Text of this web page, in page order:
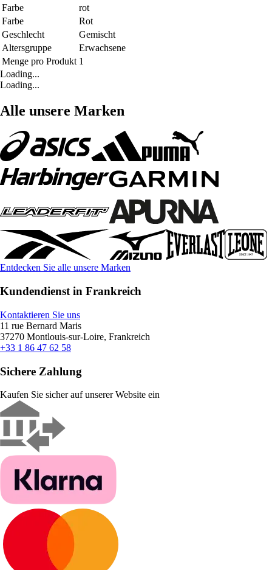
Farbe
rot
Farbe
Rot
Geschlecht
Gemischt
Altersgruppe
Erwachsene
Menge pro Produkt 1
Loading...
Loading...
Alle unsere Marken
Entdecken Sie alle unsere Marken
Kundendienst in Frankreich
Kontaktieren Sie uns
11 rue Bernard Maris
37270 Montlouis-sur-Loire, Frankreich
+33 1 86 47 62 58
Sichere Zahlung
Kaufen Sie sicher auf unserer Website ein